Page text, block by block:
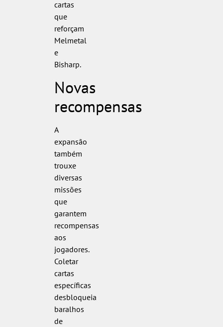
cartas
que
reforçam
Melmetal
e
Bisharp.
Novas
recompensas
A
expansão
também
trouxe
diversas
missões
que
garantem
recompensas
aos
jogadores.
Coletar
cartas
específicas
desbloqueia
baralhos
de